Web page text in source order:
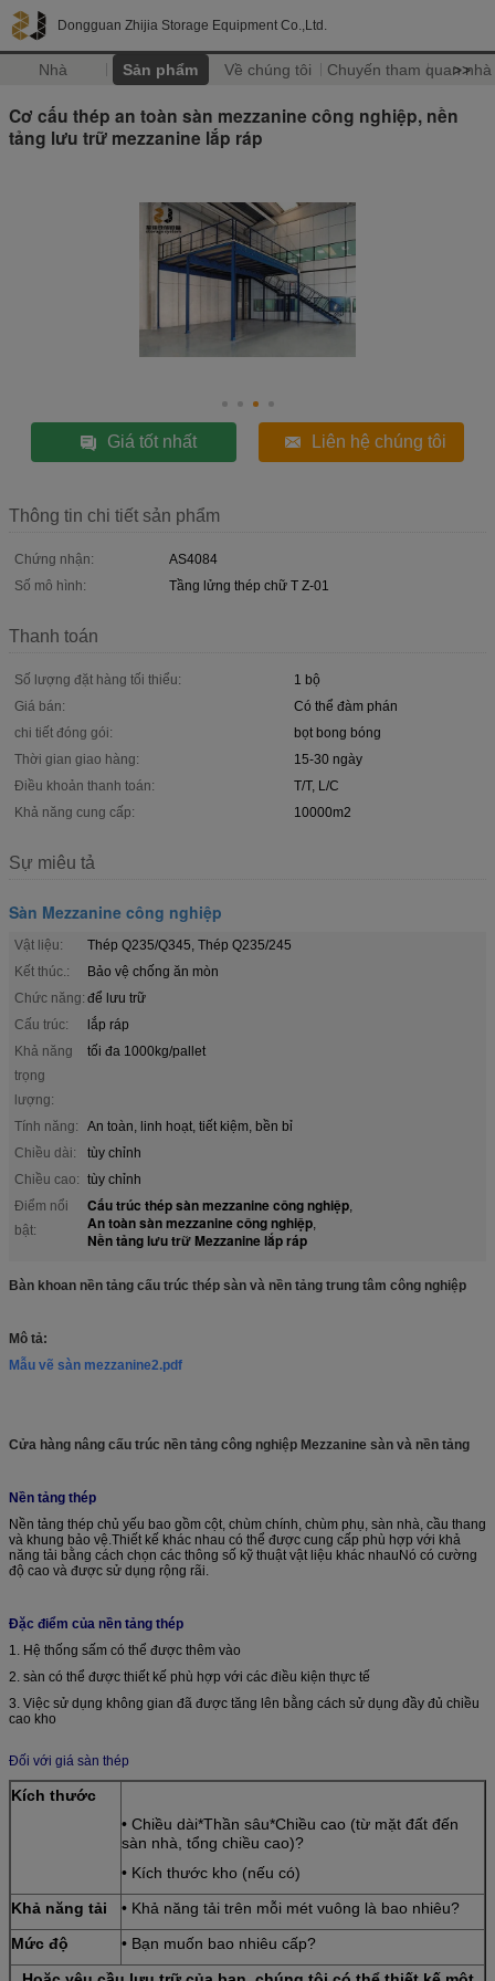
Dongguan Zhijia Storage Equipment Co.,Ltd.
Nhà Sản phẩm Về chúng tôi Chuyến tham quan nhà
>>
Cơ cấu thép an toàn sàn mezzanine công nghiệp, nền
tảng lưu trữ mezzanine lắp ráp
Giá tốt nhất Liên hệ chúng tôi
Thông tin chi tiết sản phẩm
Chứng nhận:
AS4084
Số mô hình:
Tầng lửng thép chữ T Z-01
Thanh toán
Số lượng đặt hàng tối thiểu:
1 bộ
Giá bán:
Có thể đàm phán
chi tiết đóng gói:
bọt bong bóng
Thời gian giao hàng:
15-30 ngày
Điều khoản thanh toán:
T/T, L/C
Khả năng cung cấp:
10000m2
Sự miêu tả
Sàn Mezzanine công nghiệp
Vật liệu:
Thép Q235/Q345, Thép Q235/245
Kết thúc.:
Bảo vệ chống ăn mòn
Chức năng: để lưu trữ
Cấu trúc:
lắp ráp
Khả năng
trọng
lượng:
tối đa 1000kg/pallet
Tính năng:
An toàn, linh hoạt, tiết kiệm, bền bỉ
Chiều dài:
tùy chỉnh
Chiều cao: tùy chỉnh
Điểm nổi
bật:
Cấu trúc thép sàn mezzanine công nghiệp,
An toàn sàn mezzanine công nghiệp,
Nền tảng lưu trữ Mezzanine lắp ráp
Bàn khoan nền tảng cấu trúc thép sàn và nền tảng trung tâm công nghiệp
Mô tả:
Mẫu vẽ sàn mezzanine2.pdf
Cửa hàng nâng cấu trúc nền tảng công nghiệp Mezzanine sàn và nền tảng
Nền tảng thép
Nền tảng thép chủ yếu bao gồm cột, chùm chính, chùm phụ, sàn nhà, cầu thang
và khung bảo vệ.Thiết kế khác nhau có thể được cung cấp phù hợp với khả
năng tải bằng cách chọn các thông số kỹ thuật vật liệu khác nhauNó có cường
độ cao và được sử dụng rộng rãi.
Đặc điểm của nền tảng thép
1. Hệ thống sấm có thể được thêm vào
2. sàn có thể được thiết kế phù hợp với các điều kiện thực tế
3. Việc sử dụng không gian đã được tăng lên bằng cách sử dụng đầy đủ chiều
cao kho
Đối với giá sàn thép
Kích thước
• Chiều dài*Thần sâu*Chiều cao (từ mặt đất đến
sàn nhà, tổng chiều cao)?
• Kích thước kho (nếu có)
Khả năng tải
• Khả năng tải trên mỗi mét vuông là bao nhiêu?
Mức độ
• Bạn muốn bao nhiêu cấp?